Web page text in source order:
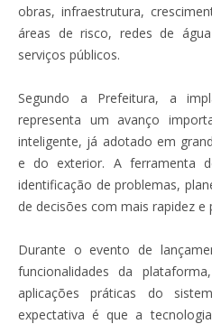
obras, infraestrutura,
áreas de risco, redes de
serviços públicos.
Segundo a Prefeitura, a
representa um avanço
inteligente, já adotado em
e do exterior. A ferramenta
identificação de problemas,
de decisões com mais rapidez e
Durante o evento de
funcionalidades da
aplicações práticas do
expectativa é que a